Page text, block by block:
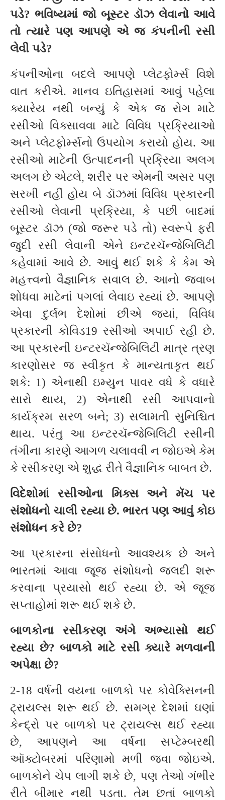
પડે? ભવિષ્યમાં જો બૂસ્ટર ડૉઝ લેવાનો આવે
તો ત્યારે પણ આપણે એ જ કંપનીની રસી
લેવી પડે?
કંપનીઓના બદલે આપણે પ્લેટફોર્મ્સ વિશે
વાત કરીએ. માનવ ઇતિહાસમાં આવું પહેલા
ક્યારેય નથી બન્યું કે એક જ રોગ માટે
રસીઓ વિક્સાવવા માટે વિવિધ પ્રક્રિયાઓ
અને પ્લેટફોર્મ્સનો ઉપયોગ કરાયો હોય. આ
રસીઓ માટેની ઉત્પાદનની પ્રક્રિયા અલગ
અલગ છે એટલે, શરીર પર એમની અસર પણ
સરખી નહીં હોય બે ડૉઝમાં વિવિધ પ્રકારની
રસીઓ લેવાની પ્રક્રિયા, કે પછી બાદમાં
બૂસ્ટર ડૉઝ (જો જરૂર પડે તો) સ્વરૂપે ફરી
જુદી રસી લેવાની એને ઇન્ટરચૅન્જેબિલિટી
કહેવામાં આવે છે. આવું થઈ શકે કે કેમ એ
મહત્ત્વનો વૈજ્ઞાનિક સવાલ છે. આનો જવાબ
શોધવા માટેનાં પગલાં લેવાઇ રહ્યાં છે. આપણે
એવા દુર્લભ દેશોમાં છીએ જ્યાં, વિવિધ
પ્રકારની કોવિડ19 રસીઓ અપાઈ રહી છે.
આ પ્રકારની ઇન્ટરચૅન્જેબિલિટી માત્ર ત્રણ
કારણોસર જ સ્વીકૃત કે માન્યતાકૃત થઈ
શકે: 1) એનાથી ઇમ્યુન પાવર વધે કે વધારે
સારો થાય, 2) એનાથી રસી આપવાનો
કાર્યક્રમ સરળ બને; 3) સલામતી સુનિશ્ચિત
થાય. પરંતુ આ ઇન્ટરચૅન્જેબિલિટી રસીની
તંગીના કારણે આગળ ચલાવવી ન જોઇએ કેમ
કે રસીકરણ એ શુદ્ધ રીતે વૈજ્ઞાનિક બાબત છે.
વિદેશોમાં રસીઓના મિક્સ અને મૅચ પર
સંશોધનો ચાલી રહ્યા છે. ભારત પણ આવું કોઇ
સંશોધન કરે છે?
આ પ્રકારના સંસોધનો આવશ્યક છે અને
ભારતમાં આવા જૂજ સંશોધનો જલદી શરૂ
કરવાના પ્રયાસો થઈ રહ્યા છે. એ જૂજ
સપ્તાહોમાં શરૂ થઈ શકે છે.
બાળકોના રસીકરણ અંગે અભ્યાસો થઈ
રહ્યા છે? બાળકો માટે રસી ક્યારે મળવાની
અપેક્ષા છે?
2-18 વર્ષની વયના બાળકો પર કોવેક્સિનની
ટ્રાયલ્સ શરૂ થઈ છે. સમગ્ર દેશમાં ઘણાં
કેન્દ્રો પર બાળકો પર ટ્રાયલ્સ થઈ રહ્યા
છે, આપણને આ વર્ષના સપ્ટેમ્બરથી
ઑક્ટોબરમાં પરિણામો મળી જવા જોઇએ.
બાળકોને ચેપ લાગી શકે છે, પણ તેઓ ગંભીર
રીતે બીમાર નથી પડતા. તેમ છતાં બાળકો